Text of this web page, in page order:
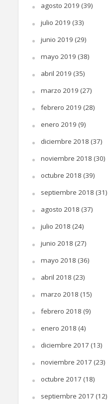
agosto 2019 (39)
julio 2019 (33)
junio 2019 (29)
mayo 2019 (38)
abril 2019 (35)
marzo 2019 (27)
febrero 2019 (28)
enero 2019 (9)
diciembre 2018 (37)
noviembre 2018 (30)
octubre 2018 (39)
septiembre 2018 (31)
agosto 2018 (37)
julio 2018 (24)
junio 2018 (27)
mayo 2018 (36)
abril 2018 (23)
marzo 2018 (15)
febrero 2018 (9)
enero 2018 (4)
diciembre 2017 (13)
noviembre 2017 (23)
octubre 2017 (18)
septiembre 2017 (12)